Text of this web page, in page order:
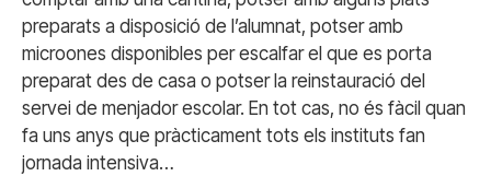
preparats a disposició de l’alumnat, potser amb
microones disponibles per escalfar el que es porta
preparat des de casa o potser la reinstauració del
servei de menjador escolar. En tot cas, no és fàcil quan
fa uns anys que pràcticament tots els instituts fan
jornada intensiva…